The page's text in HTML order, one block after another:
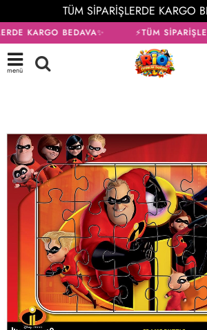
TÜM SİPARİŞLERDE KARGO
KARGO BEDAVA✨ ⚡TÜM
menü